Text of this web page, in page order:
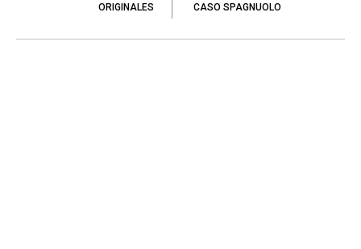
ORIGINALES CASO SPAGNUOLO